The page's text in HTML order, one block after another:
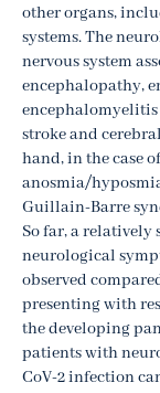
other organs,
systems. The
nervous system
encephalopathy,
stroke and
hand, in the case
anosmia/
Guillain-Barre
So far, a
neurological
observed
presenting with
the developing
patients with
CoV-2 infection